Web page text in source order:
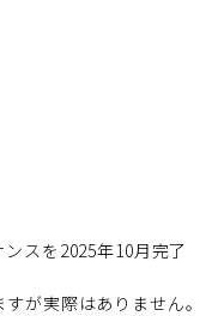
スを2025年10月完了
が実際はありません。